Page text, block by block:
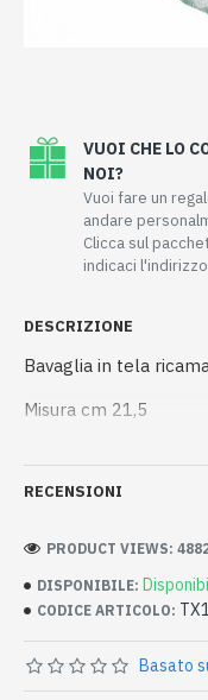
VUOI CHE LO
NOI?
Vuoi fare un
andare
Clicca sul
indicaci
DESCRIZIONE
Bavaglia in tela
Misura cm 21,5
RECENSIONI
DISPONIBILE:
CODICE ARTICOLO:
PRODUCT VIEWS:
Basato